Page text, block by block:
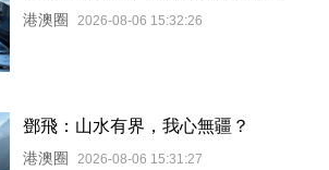
港澳圈 2026-08-06 15:32:26
鄧飛：山水有界，我心無疆？
港澳圈 2026-08-06 15:31:27